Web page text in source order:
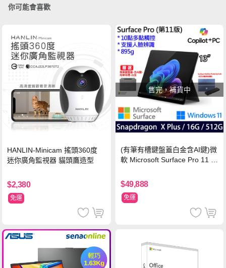
你可能會喜歡
HANLIN-Minicam 搖頭360度
迷你廣角監視器 貓頭鷹造型
$2,380
免運
售完，補貨中
(有筆有槽鍵盤蓋白金含AI鍵)微
軟 Microsoft Surface Pro 11 (S
石墨黑
$49,888
免運